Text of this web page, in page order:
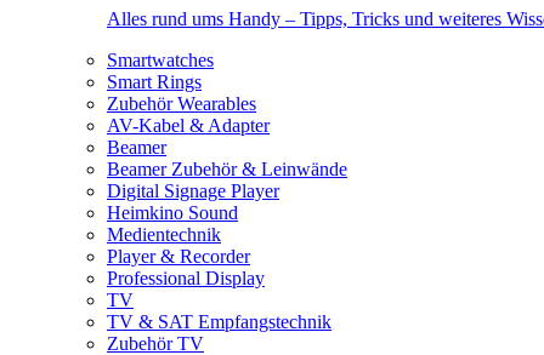
Alles rund ums Handy – Tipps, Tricks und weiteres
Smartwatches
Smart Rings
Zubehör Wearables
AV-Kabel & Adapter
Beamer
Beamer Zubehör & Leinwände
Digital Signage Player
Heimkino Sound
Medientechnik
Player & Recorder
Professional Display
TV
TV & SAT Empfangstechnik
Zubehör TV